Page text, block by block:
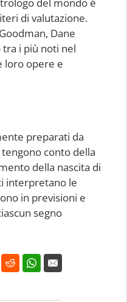
di valutazione.
Dane
tra i più noti nel
loro opere e
preparati da
conto della
della nascita di
interpretano le
in previsioni e
segno